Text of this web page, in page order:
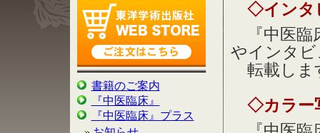
書籍のご案内
『中医臨床』
『中医臨床』プラス
◇インタ
『中医臨
やインタ
転載しま
◇カラー